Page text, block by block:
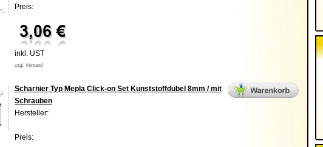
Preis:
inkl. UST
zzgl. Versand
Scharnier Typ Mepla Click-on Set Kunststoffdübel 8mm / mit
Schrauben
Hersteller:
Preis: